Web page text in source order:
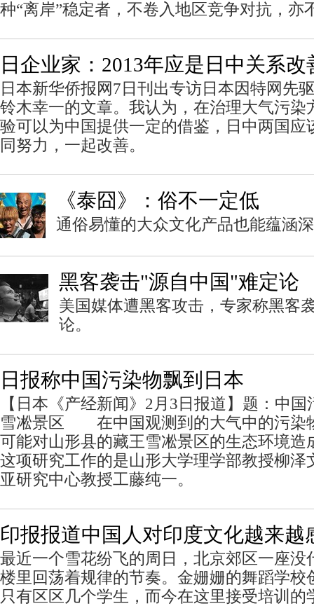
种“离岸”稳定者，不卷入地区竞争对抗，亦
日企业家：2013年应是日中关系改
日本新华侨报网7日刊出专访日本因特网先
铃木幸一的文章。我认为，在治理大气污染
验可以为中国提供一定的借鉴，日中两国应
同努力，一起改善。
《泰囧》：俗不一定低
通俗易懂的大众文化产品也能蕴涵
黑客袭击"源自中国"难定论
美国媒体遭黑客攻击，专家称黑客
论。
日报称中国污染物飘到日本
【日本《产经新闻》2月3日报道】题：中
雪凇景区 在中国观测到的大气中的污染
可能对山形县的藏王雪凇景区的生态环
这项研究工作的是山形大学理学部教授柳泽
亚研究中心教授工藤纯一。
印报报道中国人对印度文化越来越
最近一个雪花纷飞的周日，北京郊区一座没
楼里回荡着规律的节奏。金姗姗的舞蹈学校
只有区区几个学生，而今在这里接受培训